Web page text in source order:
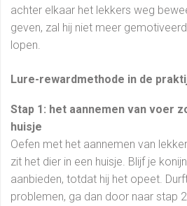
achter elkaar het lekkers weg
geven, zal hij niet meer
lopen.
Lure-rewardmethode in de
Stap 1: het aannemen van voer
huisje
Oefen met het aannemen van
zit het dier in een huisje. Blijf je
aanbieden, totdat hij het opeet.
problemen, ga dan door naar stap